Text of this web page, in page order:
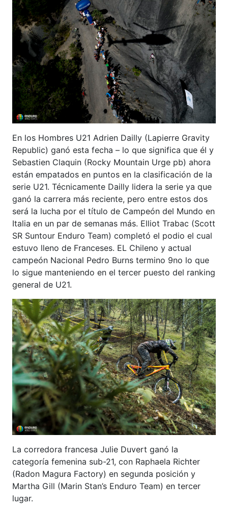
En los Hombres U21 Adrien Dailly (Lapierre Gravity
Republic) ganó esta fecha – lo que significa que él y
Sebastien Claquin (Rocky Mountain Urge pb) ahora
están empatados en puntos en la clasificación de la
serie U21. Técnicamente Dailly lidera la serie ya que
ganó la carrera más reciente, pero entre estos dos
será la lucha por el título de Campeón del Mundo en
Italia en un par de semanas más. Elliot Trabac (Scott
SR Suntour Enduro Team) completó el podio el cual
estuvo lleno de Franceses. EL Chileno y actual
campeón Nacional Pedro Burns termino 9no lo que
lo sigue manteniendo en el tercer puesto del ranking
general de U21.
La corredora francesa Julie Duvert ganó la
categoría femenina sub-21, con Raphaela Richter
(Radon Magura Factory) en segunda posición y
Martha Gill (Marin Stan’s Enduro Team) en tercer
lugar.